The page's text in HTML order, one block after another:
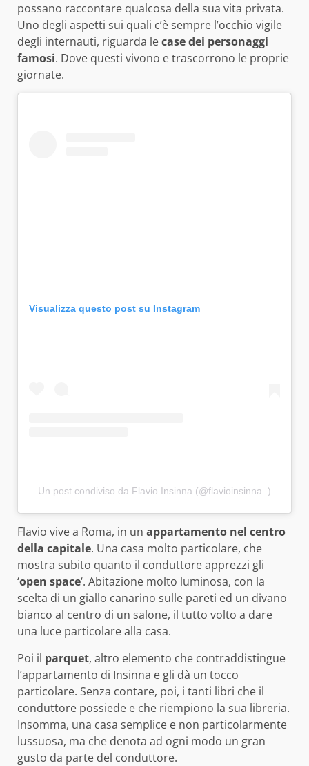
possano raccontare qualcosa della sua vita privata.
Uno degli aspetti sui quali c’è sempre l’occhio vigile
degli internauti, riguarda lecase dei personaggi
famosi. Dove questi vivono e trascorrono le proprie
giornate.
Visualizza questo post su Instagram
Un post condiviso da Flavio Insinna (@flavioinsinna_)
Flavio vive a Roma, in un appartamento nel centro
della capitale. Una casa molto particolare, che
mostra subito quanto il conduttore apprezzi gli
‘open space‘. Abitazione molto luminosa, con la
scelta di un giallo canarino sulle pareti ed un divano
bianco al centro di un salone, il tutto volto a dare
una luce particolare alla casa.
Poi il parquet, altro elemento che contraddistingue
l’appartamento di Insinna e gli dà un tocco
particolare. Senza contare, poi, i tanti libri che il
conduttore possiede e che riempiono la sua libreria.
Insomma, una casa semplice e non particolarmente
lussuosa, ma che denota ad ogni modo un gran
gusto da parte del conduttore.